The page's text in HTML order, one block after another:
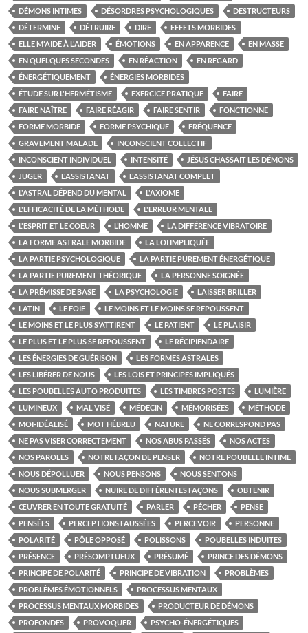
DÉMONS INTIMES DÉSORDRES PSYCHOLOGIQUES
DESTRUCTEURS
DÉTERMINE
DÉTRUIRE DIRE
EFFETS MORBIDES
ELLE M'AIDE À L'AIDER
ÉMOTIONS EN APPARENCE
EN MASSE
EN QUELQUES SECONDES
EN RÉACTION
EN REGARD
ÉNERGÉTIQUEMENT
ÉNERGIES MORBIDES
ÉTUDE SUR L'HERMÉTISME
EXERCICE PRATIQUE
FAIRE
FAIRE NAÎTRE
FAIRE RÉAGIR FAIRE SENTIR
FONCTIONNE
FORME MORBIDE
FORME PSYCHIQUE
FRÉQUENCE
GRAVEMENT MALADE
INCONSCIENT COLLECTIF
INCONSCIENT INDIVIDUEL
INTENSITÉ
JÉSUS CHASSAIT LES DÉMONS
JUGER
L'ASSISTANAT
L'ASSISTANAT COMPLET
L'ASTRAL DÉPEND DU MENTAL
L'AXIOME
L'EFFICACITÉ DE LA MÉTHODE
L'ERREUR MENTALE
L'ESPRIT ET LE COEUR
L’HOMME
LA DIFFÉRENCE VIBRATOIRE
LA FORME ASTRALE MORBIDE
LA LOI IMPLIQUÉE
LA PARTIE PSYCHOLOGIQUE
LA PARTIE PUREMENT ÉNERGÉTIQUE
LA PARTIE PUREMENT THÉORIQUE
LA PERSONNE SOIGNÉE
LA PRÉMISSE DE BASE
LA PSYCHOLOGIE
LAISSER BRILLER
LATIN
LE FOIE
LE MOINS ET LE MOINS SE REPOUSSENT
LE MOINS ET LE PLUS S'ATTIRENT
LE PATIENT
LE PLAISIR
LE PLUS ET LE PLUS SE REPOUSSENT
LE RÉCIPIENDAIRE
LES ÉNERGIES DE GUÉRISON
LES FORMES ASTRALES
LES LIBÉRER DE NOUS
LES LOIS ET PRINCIPES IMPLIQUÉS
LES POUBELLES AUTO PRODUITES
LES TIMBRES POSTES
LUMIÈRE
LUMINEUX
MAL VISÉ MÉDECIN MÉMORISÉES
MÉTHODE
MOI-IDÉALISÉ
MOT HÉBREU NATURE
NE CORRESPOND PAS
NE PAS VISER CORRECTEMENT
NOS ABUS PASSÉS
NOS ACTES
NOS PAROLES
NOTRE FAÇON DE PENSER
NOTRE POUBELLE INTIME
NOUS DÉPOLLUER
NOUS PENSONS
NOUS SENTONS
NOUS SUBMERGER
NUIRE DE DIFFÉRENTES FAÇONS
OBTENIR
ŒUVRER EN TOUTE GRATUITÉ
PARLER PÉCHER
PENSE
PENSÉES
PERCEPTIONS FAUSSÉES PERCEVOIR
PERSONNE
POLARITÉ
PÔLE OPPOSÉ POLISSONS
POUBELLES INDUITES
PRÉSENCE
PRÉSOMPTUEUX PRÉSUMÉ
PRINCE DES DÉMONS
PRINCIPE DE POLARITÉ
PRINCIPE DE VIBRATION
PROBLÈMES
PROBLÈMES ÉMOTIONNELS
PROCESSUS MENTAUX
PROCESSUS MENTAUX MORBIDES
PRODUCTEUR DE DÉMONS
PROFONDES
PROVOQUER
PSYCHO-ÉNERGÉTIQUES